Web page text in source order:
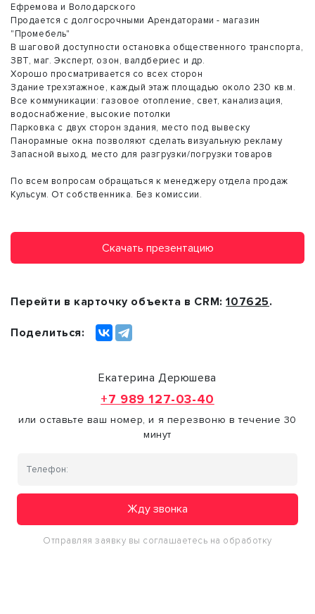
Ефремова и Володарского
Продается с долгосрочными Арендаторами - магазин
"Промебель"
В шаговой доступности остановка общественного транспорта,
ЗВТ, маг. Эксперт, озон, валдбериес и др.
Хорошо просматривается со всех сторон
Здание трехэтажное, каждый этаж площадью около 230 кв.м.
Все коммуникации: газовое отопление, свет, канализация,
водоснабжение, высокие потолки
Парковка с двух сторон здания, место под вывеску
Панорамные окна позволяют сделать визуальную рекламу
Запасной выход, место для разгрузки/погрузки товаров
По всем вопросам обращаться к менеджеру отдела продаж
Кульсум. От собственника. Без комиссии.
Скачать презентацию
Перейти в карточку объекта в CRM:107625.
Поделиться:
Екатерина Дерюшева
+7 989 127-03-40
или оставьте ваш номер, и я перезвоню в течение 30
минут
Жду звонка
Отправляя заявку вы соглашаетесь на обработку